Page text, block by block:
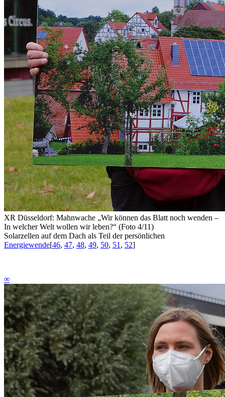
XR Düsseldorf: Mahnwache „Wir können das Blatt noch wenden –
In welcher Welt wollen wir leben?“ (Foto 4/11)
Solarzellen auf dem Dach als Teil der persönlichen
Energiewende[46, 47, 48, 49, 50, 51 , 52]
∞